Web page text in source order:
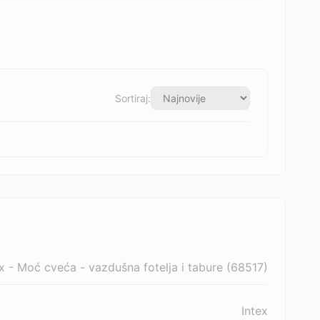
Sortiraj:
- Moć cveća - vazdušna fotelja i tabure (68517)
Intex